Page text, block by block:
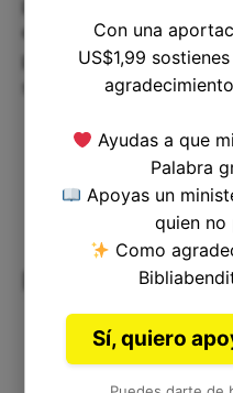
enseñanzas y su vida
podemos vivir en
situaciones difíciles o
Reflexiones
Con una
US$1,99
Ayudas a que
Palabra
Apoyas un
quien no
Como
Sí, quiero